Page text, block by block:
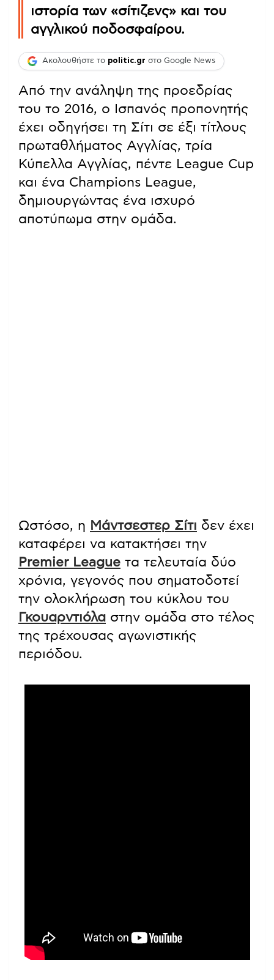
ιστορία των «σίτιζενς» και του
αγγλικού ποδοσφαίρου.
Ακολουθήστε το politic.gr στο Google News
Από την ανάληψη της προεδρίας
του το 2016, ο Ισπανός προπονητής
έχει οδηγήσει τη Σίτι σε έξι τίτλους
πρωταθλήματος Αγγλίας, τρία
Κύπελλα Αγγλίας, πέντε League Cup
και ένα Champions League,
δημιουργώντας ένα ισχυρό
αποτύπωμα στην ομάδα.
Ωστόσο, η Μάντσεστερ Σίτι δεν έχει
καταφέρει να κατακτήσει την
Premier League τα τελευταία δύο
χρόνια, γεγονός που σηματοδοτεί
την ολοκλήρωση του κύκλου του
Γκουαρντιόλα στην ομάδα στο τέλος
της τρέχουσας αγωνιστικής
περιόδου.